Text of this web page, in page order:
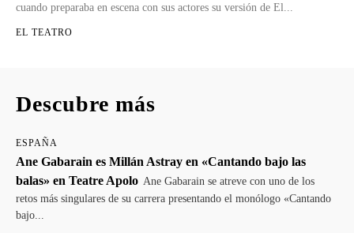
cuando preparaba en escena con sus actores su versión de El...
EL TEATRO
Descubre más
ESPAÑA
Ane Gabarain es Millán Astray en «Cantando bajo las
balas» en Teatre Apolo Ane Gabarain se atreve con uno de los
retos más singulares de su carrera presentando el monólogo «Cantando
bajo...